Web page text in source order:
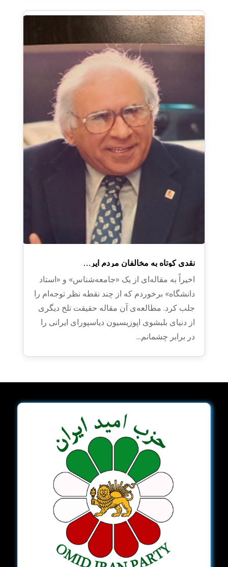
نقدی کوتاه به مخالفان مردم ایر…
اخیراً به مقاله‌ای از یک «جامعه‌شناس» و «استاد
دانشگاه» برخوردم که از چند نقطه نظر توجه‌ام را
جلب کرد. مطالعه‌ی آن مقاله حقیقت تلخ دیگری
از دنیای بلبشوی اپوزیسیون دیاسپورای ایرانی را
در برابر چشمانم...